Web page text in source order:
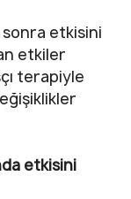
etkisini
etkiler
terapiyle
etkisini